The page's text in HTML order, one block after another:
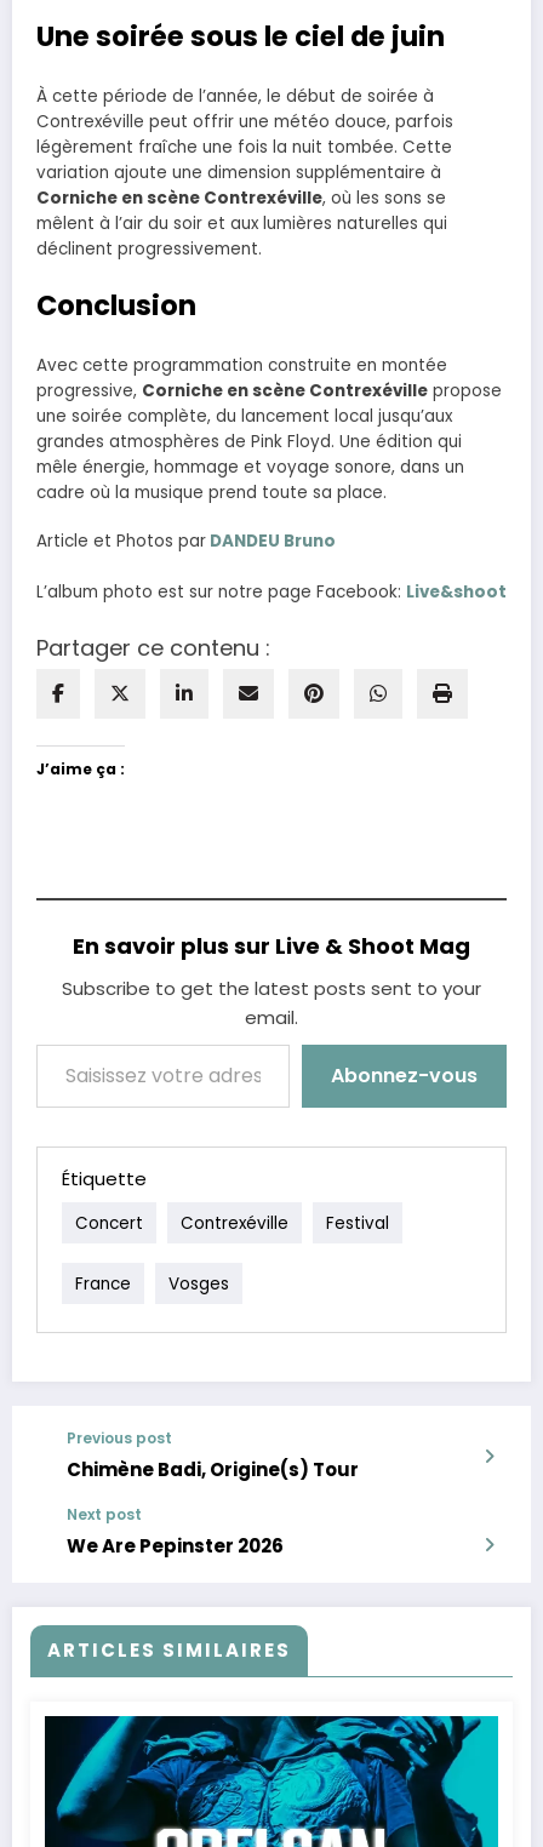
Une soirée sous le ciel de juin
À cette période de l’année, le début de soirée à
Contrexéville peut offrir une météo douce, parfois
légèrement fraîche une fois la nuit tombée. Cette
variation ajoute une dimension supplémentaire à
Corniche en scène Contrexéville, où les sons se
mêlent à l’air du soir et aux lumières naturelles qui
déclinent progressivement.
Conclusion
Avec cette programmation construite en montée
progressive, Corniche en scène Contrexéville propose
une soirée complète, du lancement local jusqu’aux
grandes atmosphères de Pink Floyd. Une édition qui
mêle énergie, hommage et voyage sonore, dans un
cadre où la musique prend toute sa place.
Article et Photos par DANDEU Bruno
L’album photo est sur notre page Facebook: Live&shoot
Partager ce contenu :
J’aime ça :
En savoir plus sur Live & Shoot Mag
Subscribe to get the latest posts sent to your
email.
Saisissez votre adresse e-mail…
Abonnez-vous
Étiquette
Concert Contrexéville Festival
France Vosges
Previous post
Chimène Badi, Origine(s) Tour
Next post
We Are Pepinster 2026
ARTICLES SIMILAIRES